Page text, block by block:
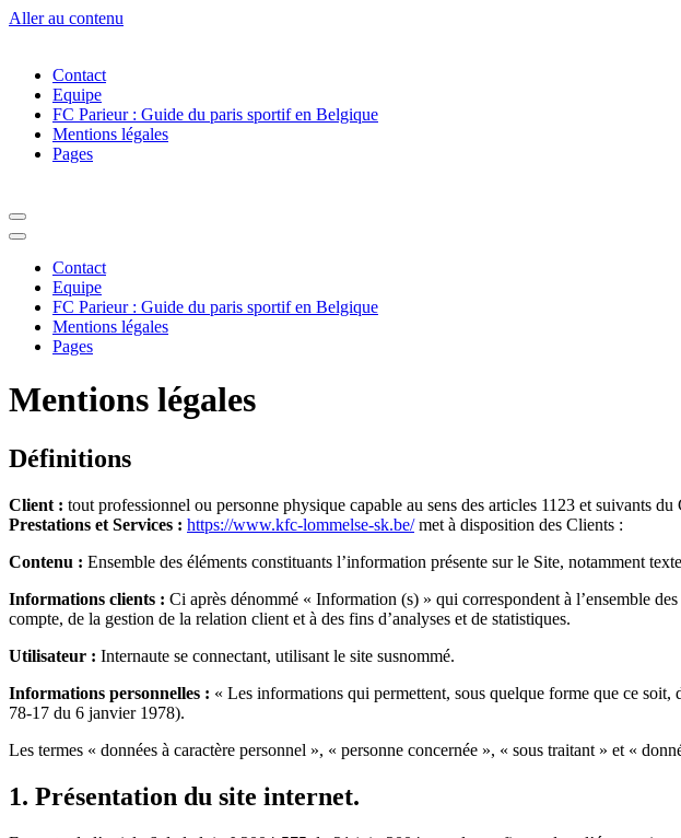
Aller au contenu
Contact
Equipe
FC Parieur : Guide du paris sportif en Belgique
Mentions légales
Pages
Menu
de
Menu
navigationContact
Equipe
FC Parieur : Guide du paris sportif en Belgique
Mentions légales
Pages
Mentions légales
Définitions
Client : tout professionnel ou personne physique capable au sens des articles 1123 et suivants
Prestations et Services : https://www.kfc-lommelse-sk.be/met à disposition des Clients :
Contenu : Ensemble des éléments constituants l’information présente sur le Site, notamment
Informations clients : Ci après dénommé « Information (s) » qui correspondent à l’ensemble
compte, de la gestion de la relation client et à des fins d’analyses et de statistiques.
Utilisateur : Internaute se connectant, utilisant le site susnommé.
Informations personnelles : « Les informations qui permettent, sous quelque forme que ce
78-17 du 6 janvier 1978).
Les termes « données à caractère personnel », « personne concernée », « sous traitant » et «
1. Présentation du site internet.